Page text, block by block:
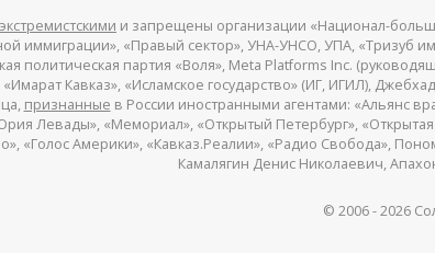
экстремистскими и запрещены организации «Национал-
иммиграции», «Правый сектор», УНА-УНСО, УПА, «Тризуб
политическая партия «Воля», Meta Platforms Inc.
Кавказ», «Исламское государство» (ИГ, ИГИЛ),
признанные в России иностранными агентами: «Альянс
Левады», «Мемориал», «Открытый Петербург»,
«Голос Америки», «Кавказ.Реалии», «Радио Свобода»,
Камалягин Денис Николаевич,
© 2006 -2026